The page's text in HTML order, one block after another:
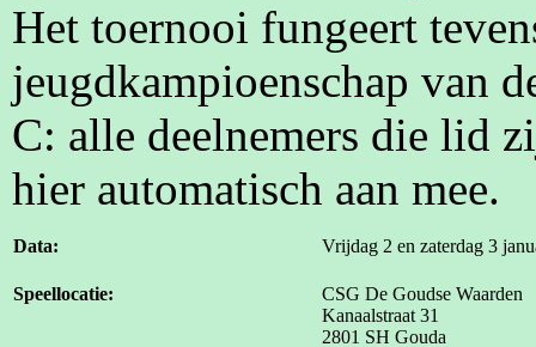
Het toernooi fungeert
jeugdkampioenschap van
C: alle deelnemers die lid
hier automatisch aan mee.
Data: Vrijdag 2 en zaterdag 3
Speellocatie:
CSG De Goudse Waarden
Kanaalstraat 31
2801 SH Gouda